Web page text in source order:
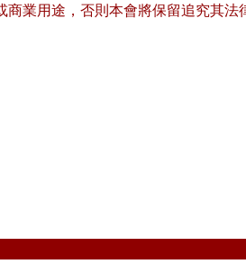
業用途，否則本會將保留追究其法